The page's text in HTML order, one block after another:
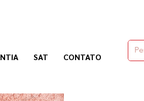
Nogosa Soluciones Constructivas
SAT CONTATO